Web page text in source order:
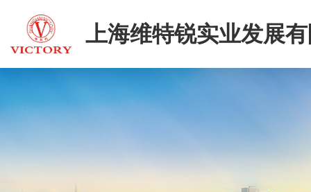
上海维特锐实业发展